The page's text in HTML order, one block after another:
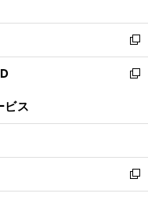
開
く
ウ
で
開
く
ン
ド
ウ
で
ウ
ィ
ン
ド
開
新
し
い
ン
ウ
で
開
新
ウ
ン
ド
ウ
ビス
新
し